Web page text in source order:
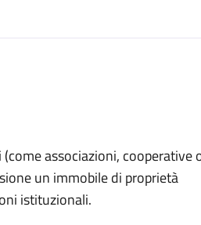
associazioni, cooperative
un immobile di proprietà
istituzionali.